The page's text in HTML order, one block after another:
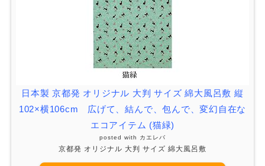
日本製 京都発 オリジナル 大判 サイズ 綿大風呂敷 縦
102×横106cm 広げて、結んで、包んで、変幻自在な
エコアイテム (猫緑)
posted with カエレバ
京都発 オリジナル 大判 サイズ 綿大風呂敷